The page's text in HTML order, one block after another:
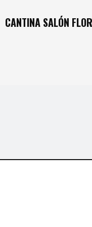
CANTINA SALÓN